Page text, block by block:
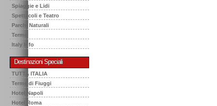
Spiaggie e Lidi
Spettacoli e Teatro
Parchi Naturali
Terme
Italy Info
Destinazioni Speciali
TUTTA ITALIA
Terme di Fiuggi
Hotel Napoli
Hotel Roma